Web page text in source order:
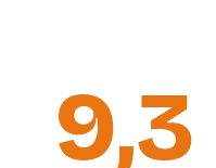
9,3